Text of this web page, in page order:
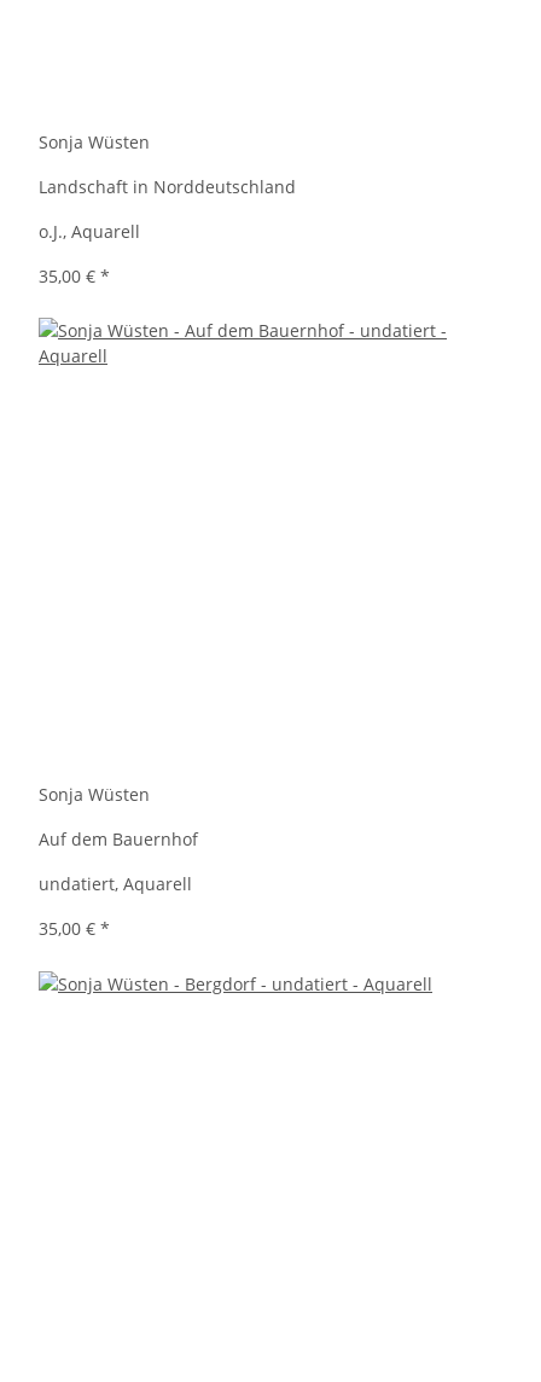
Sonja Wüsten
Landschaft in Norddeutschland
o.J., Aquarell
35,00 € *
Sonja Wüsten
Auf dem Bauernhof
undatiert, Aquarell
35,00 € *